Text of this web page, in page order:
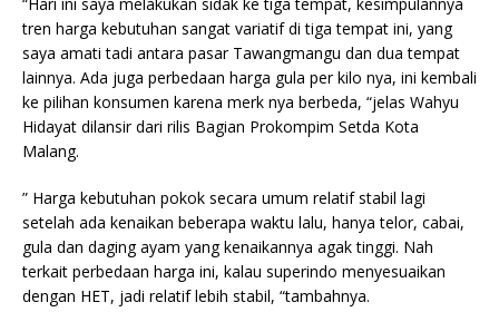
“Hari ini saya melakukan sidak ke tiga tempat, kesimpulannya
tren harga kebutuhan sangat variatif di tiga tempat ini, yang
saya amati tadi antara pasar Tawangmangu dan dua tempat
lainnya. Ada juga perbedaan harga gula per kilo nya, ini kembali
ke pilihan konsumen karena merk nya berbeda, “jelas Wahyu
Hidayat dilansir dari rilis Bagian Prokompim Setda Kota
Malang.
” Harga kebutuhan pokok secara umum relatif stabil lagi
setelah ada kenaikan beberapa waktu lalu, hanya telor, cabai,
gula dan daging ayam yang kenaikannya agak tinggi. Nah
terkait perbedaan harga ini, kalau superindo menyesuaikan
dengan HET, jadi relatif lebih stabil, “tambahnya.